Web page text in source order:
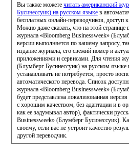
Вы также можете читать американский
Бусинессуик) на русском языке в
бесплатных онлайн-переводчиков, доступ
Можно даже сказать, что на этой странице
журнала «Bloomberg Businessweek»
версии выполняется по вашему запросу,
издание журнала, его свежий номер и
приложениями и сервисами. Для чтения
(Блумберг Бусинессуик) на русском
устанавливать не потребуется, просто
автоматического перевода. Список
журнала «Bloomberg Businessweek»
будет представлена локализованная
с хорошим качеством, без адаптации и в
как ее задумывал автор), фактически
Businessweek» (Блумберг Бусинессуик).
своему, если вас не устроит качество
другой переводчик.